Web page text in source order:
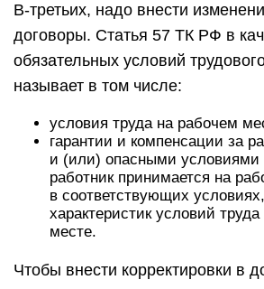
В-третьих, надо внести
договоры. Статья 57 ТК РФ в
обязательных условий
называет в том числе:
условия труда на рабочем
гарантии и компенсации за
и (или) опасными условиями
работник принимается на
в соответствующих
характеристик условий
месте.
Чтобы внести корректировки в